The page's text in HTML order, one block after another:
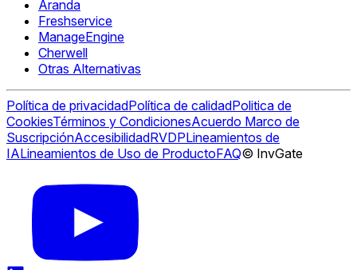
Aranda
Freshservice
ManageEngine
Cherwell
Otras Alternativas
Política de privacidadPolítica de calidadPolitica de
CookiesTérminos y CondicionesAcuerdo Marco de
SuscripciónAccesibilidadRVDPLineamientos de
IALineamientos de Uso de ProductoFAQ© InvGate